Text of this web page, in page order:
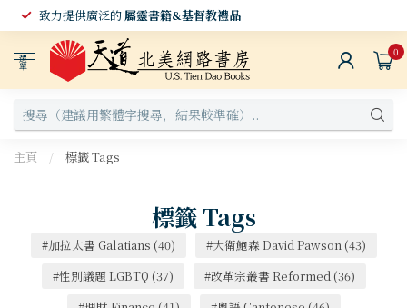
致力提供廣泛的屬靈書籍&基督教禮品
選
單
0
主頁 / 標籤 Tags
標籤 Tags
#加拉太書 Galatians (40) #大衛鮑森 David Pawson (43)
#性別議題 LGBTQ (37) #改革宗叢書 Reformed (36)